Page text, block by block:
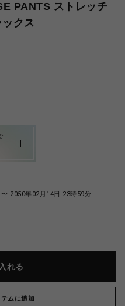
PANTS ストレッチ
クス
2050年02月14日 23時59分
れる
ムに追加